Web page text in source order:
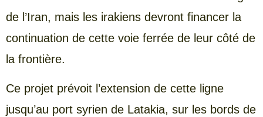
de l’Iran, mais les irakiens devront financer la
continuation de cette voie ferrée de leur côté de
la frontière.
Ce projet prévoit l’extension de cette ligne
jusqu’au port syrien de Latakia, sur les bords de